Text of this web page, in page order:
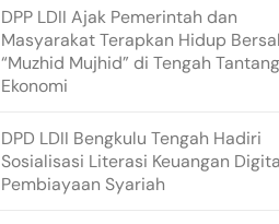
DPP LDII Ajak Pemerintah dan
Masyarakat Terapkan Hidup
“Muzhid Mujhid” di Tengah
Ekonomi
DPD LDII Bengkulu Tengah Hadiri
Sosialisasi Literasi Keuangan
Pembiayaan Syariah